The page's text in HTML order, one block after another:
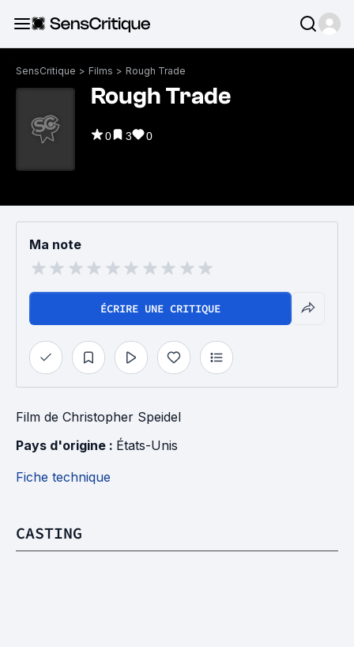
SensCritique > Films > Rough Trade
Rough Trade
0 3 0
Ma note
ÉCRIRE UNE CRITIQUE
Film de Christopher Speidel
Pays d'origine : États-Unis
Fiche technique
CASTING